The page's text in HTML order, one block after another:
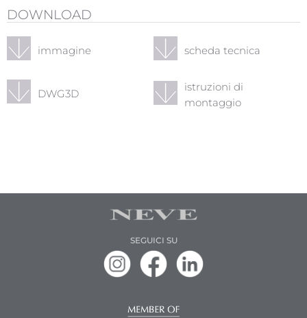
DOWNLOAD
immagine scheda tecnica
DWG3D
istruzioni di
montaggio
SEGUICI SU